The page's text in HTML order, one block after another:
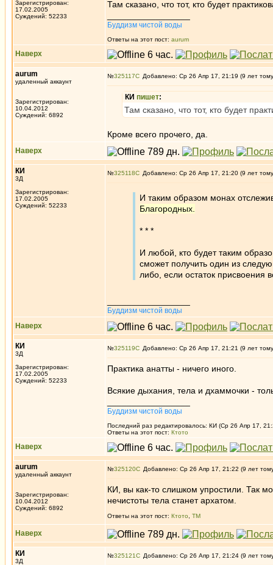
Зарегистрирован:
17.02.2005
Суждений: 52233
Там сказано, что тот, кто будет
Буддизм чистой воды
Ответы на этот пост: aurum
Наверх
aurum
удаленный аккаунт
Зарегистрирован:
10.04.2012
Суждений: 6892
№325117 Добавлено: Ср 26 Апр 17, 21:19 (9 лет
КИ пишет:
Там сказано, что тот, кто будет
Кроме всего прочего, да.
Наверх
КИ
3Д
Зарегистрирован:
17.02.2005
Суждений: 52233
№325118 Добавлено: Ср 26 Апр 17, 21:20 (9 лет
И таким образом монах
Благородных.
* * *
И любой, кто будет таким
сможет получить один из
либо, если остаток присвоения
Буддизм чистой воды
Наверх
КИ
3Д
Зарегистрирован:
17.02.2005
Суждений: 52233
№325119 Добавлено: Ср 26 Апр 17, 21:21 (9 лет
Практика анатты - ничего иного.
Всякие дыхания, тела и дхаммочки -
Буддизм чистой воды
Последний раз редактировалось: КИ (Ср 26 Апр 17,
Ответы на этот пост: Ктото
Наверх
aurum
удаленный аккаунт
Зарегистрирован:
10.04.2012
Суждений: 6892
№325120 Добавлено: Ср 26 Апр 17, 21:22 (9 лет
КИ, вы как-то слишком упростили. Так
нечистоты тела станет архатом.
Ответы на этот пост: Ктото ТМ
Наверх
КИ
3Д
№325121 Добавлено: Ср 26 Апр 17, 21:24 (9 лет